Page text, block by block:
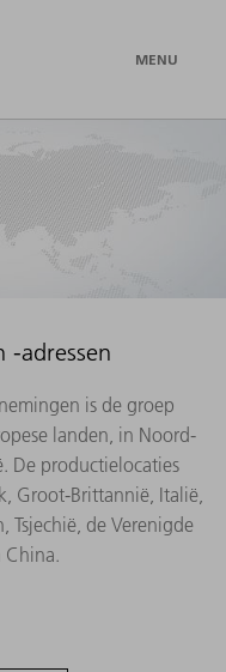
MENU
-adressen
is de groep
landen, in Noord-
De productielocaties
Groot-Brittannië, Italië,
Tsjechië, de Verenigde
China.